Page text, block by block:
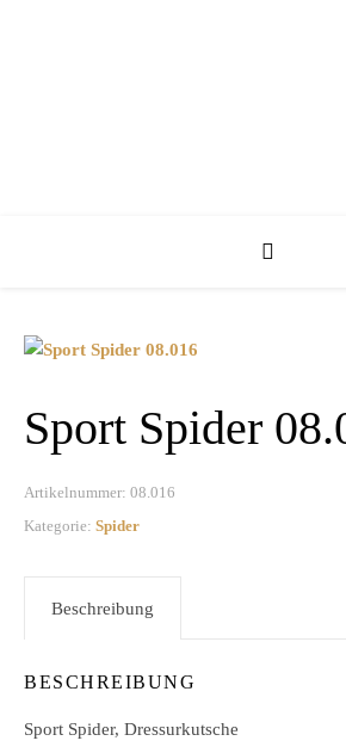
Sport Spider
Artikelnummer: 08.016
Kategorie: Spider
Beschreibung
BESCHREIBUNG
Sport Spider, Dressurkutsche